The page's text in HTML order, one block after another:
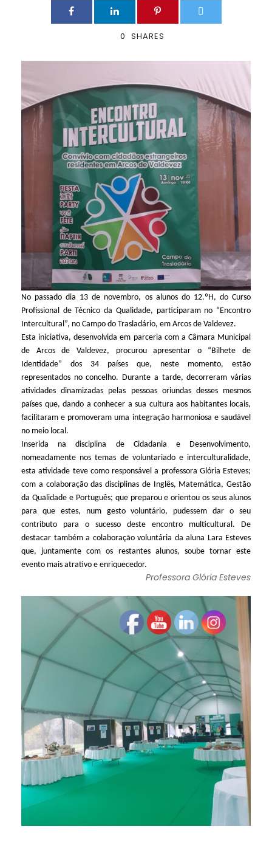
0 SHARES
No passado dia 13 de novembro, os alunos do 12.ºH, do Curso
Profissional de Técnico da Qualidade, participaram no “Encontro
Intercultural”, no Campo do Trasladário, em Arcos de Valdevez.
Esta iniciativa, desenvolvida em parceria com a Câmara Municipal
de Arcos de Valdevez, procurou apresentar o “Bilhete de
Identidade” dos 34 países que, neste momento, estão
representados no concelho. Durante a tarde, decorreram várias
atividades dinamizadas pelas pessoas oriundas desses mesmos
países que, dando a conhecer a sua cultura aos habitantes locais,
facilitaram e promoveram uma integração harmoniosa e saudável
no meio local.
Inserida na disciplina de Cidadania e Desenvolvimento,
nomeadamente nos temas de voluntariado e interculturalidade,
esta atividade teve como responsável a professora Glória Esteves;
com a colaboração das disciplinas de Inglês, Matemática, Gestão
da Qualidade e Português; que preparou e orientou os seus alunos
para que estes, num gesto voluntário, pudessem dar o seu
contributo para o sucesso deste encontro multicultural. De
destacar também a colaboração voluntária da aluna Lara Esteves
que, juntamente com os restantes alunos, soube tornar este
evento mais atrativo e enriquecedor.
Professora Glória Esteves